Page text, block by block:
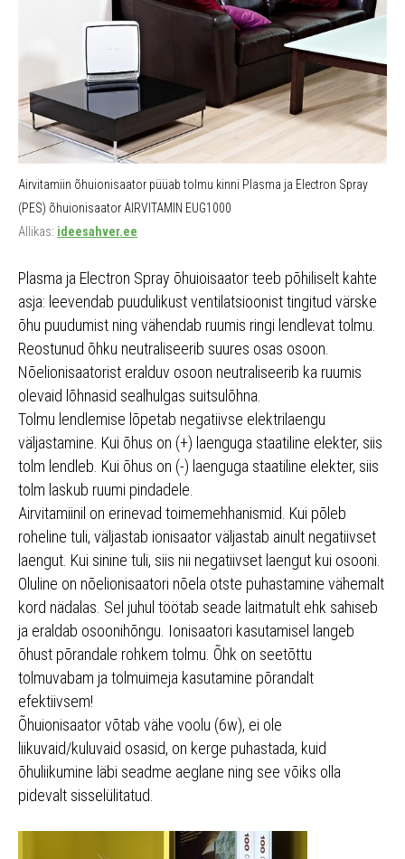
Airvitamiin õhuionisaator püüab tolmu kinni Plasma ja Electron Spray
(PES) õhuionisaator AIRVITAMIN EUG1000
Allikas: ideesahver.ee
Plasma ja Electron Spray õhuioisaator teeb põhiliselt kahte
asja: leevendab puudulikust ventilatsioonist tingitud värske
õhu puudumist ning vähendab ruumis ringi lendlevat tolmu.
Reostunud õhku neutraliseerib suures osas osoon.
Nõelionisaatorist eralduv osoon neutraliseerib ka ruumis
olevaid lõhnasid sealhulgas suitsulõhna.
Tolmu lendlemise lõpetab negatiivse elektrilaengu
väljastamine. Kui õhus on (+) laenguga staatiline elekter, siis
tolm lendleb. Kui õhus on (-) laenguga staatiline elekter, siis
tolm laskub ruumi pindadele.
Airvitamiinil on erinevad toimemehhanismid. Kui põleb
roheline tuli, väljastab ionisaator väljastab ainult negatiivset
laengut. Kui sinine tuli, siis nii negatiivset laengut kui osooni.
Oluline on nõelionisaatori nõela otste puhastamine vähemalt
kord nädalas. Sel juhul töötab seade laitmatult ehk sahiseb
ja eraldab osoonihõngu. Ionisaatori kasutamisel langeb
õhust põrandale rohkem tolmu. Õhk on seetõttu
tolmuvabam ja tolmuimeja kasutamine põrandalt
efektiivsem!
Õhuionisaator võtab vähe voolu (6w), ei ole
liikuvaid/kuluvaid osasid, on kerge puhastada, kuid
õhuliikumine läbi seadme aeglane ning see võiks olla
pidevalt sisselülitatud.